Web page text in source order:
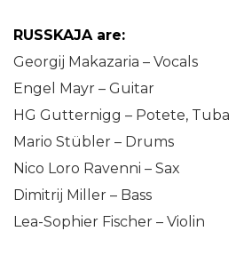
RUSSKAJA are:
Georgij Makazaria – Vocals
Engel Mayr – Guitar
HG Gutternigg – Potete, Tuba
Mario Stübler – Drums
Nico Loro Ravenni – Sax
Dimitrij Miller – Bass
Lea-Sophier Fischer – Violin